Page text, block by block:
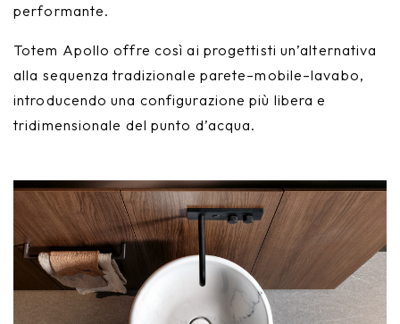
performante.
Totem Apollo offre così ai progettisti un’alternativa
alla sequenza tradizionale parete–mobile–lavabo,
introducendo una configurazione più libera e
tridimensionale del punto d’acqua.